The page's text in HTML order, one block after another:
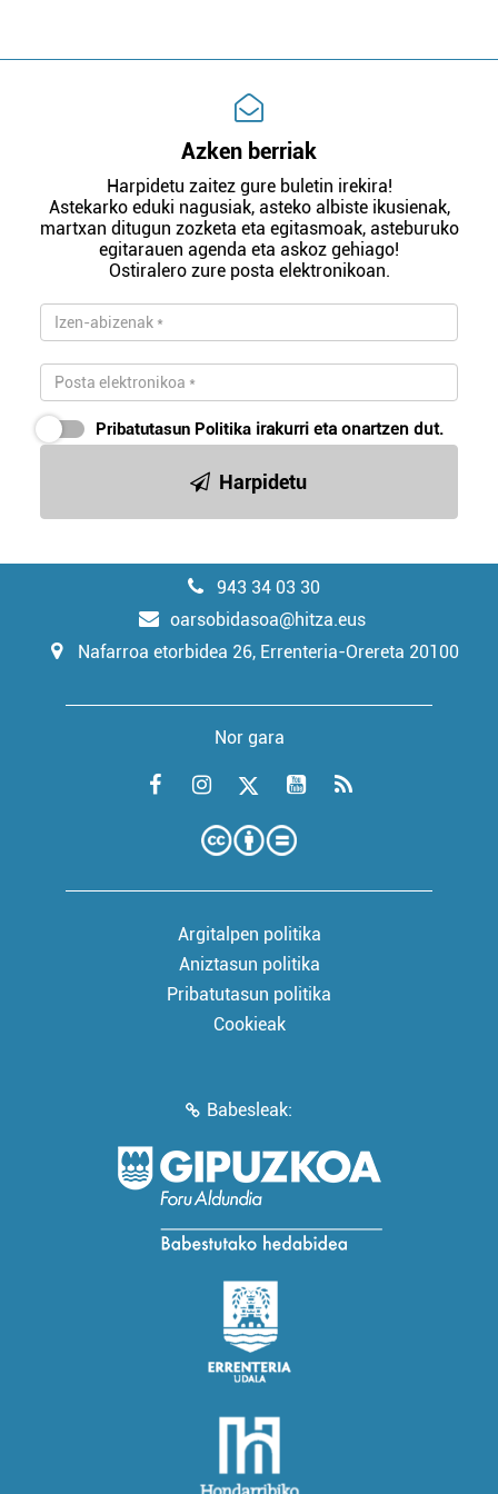
Azken berriak
Harpidetu zaitez gure buletin irekira!
Astekarko eduki nagusiak, asteko albiste ikusienak,
martxan ditugun zozketa eta egitasmoak, asteburuko
egitarauen agenda eta askoz gehiago!
Ostiralero zure posta elektronikoan.
Pribatutasun Politika irakurri eta onartzen dut.
Harpidetu
943 34 03 30
oarsobidasoa@hitza.eus
Nafarroa etorbidea 26, Errenteria-Orereta 20100
Nor gara
Argitalpen politika
Aniztasun politika
Pribatutasun politika
Cookieak
Babesleak: